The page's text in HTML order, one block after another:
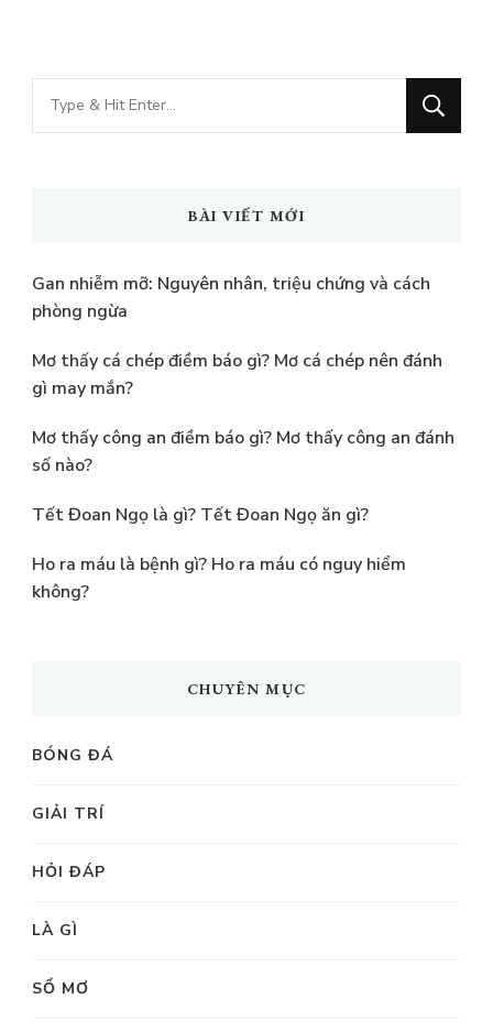
Bạn
muốn
BÀI VIẾT MỚI
Gan nhiễm mỡ: Nguyên nhân, triệu chứng và cách
phòng ngừa
Mơ thấy cá chép điềm báo gì? Mơ cá chép nên đánh
gì may mắn?
Mơ thấy công an điềm báo gì? Mơ thấy công an đánh
số nào?
Tết Đoan Ngọ là gì? Tết Đoan Ngọ ăn gì?
Ho ra máu là bệnh gì? Ho ra máu có nguy hiểm
không?
CHUYÊN MỤC
BÓNG ĐÁ
GIẢI TRÍ
HỎI ĐÁP
LÀ GÌ
SỔ MƠ